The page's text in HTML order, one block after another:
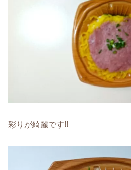
彩りが綺麗です!!